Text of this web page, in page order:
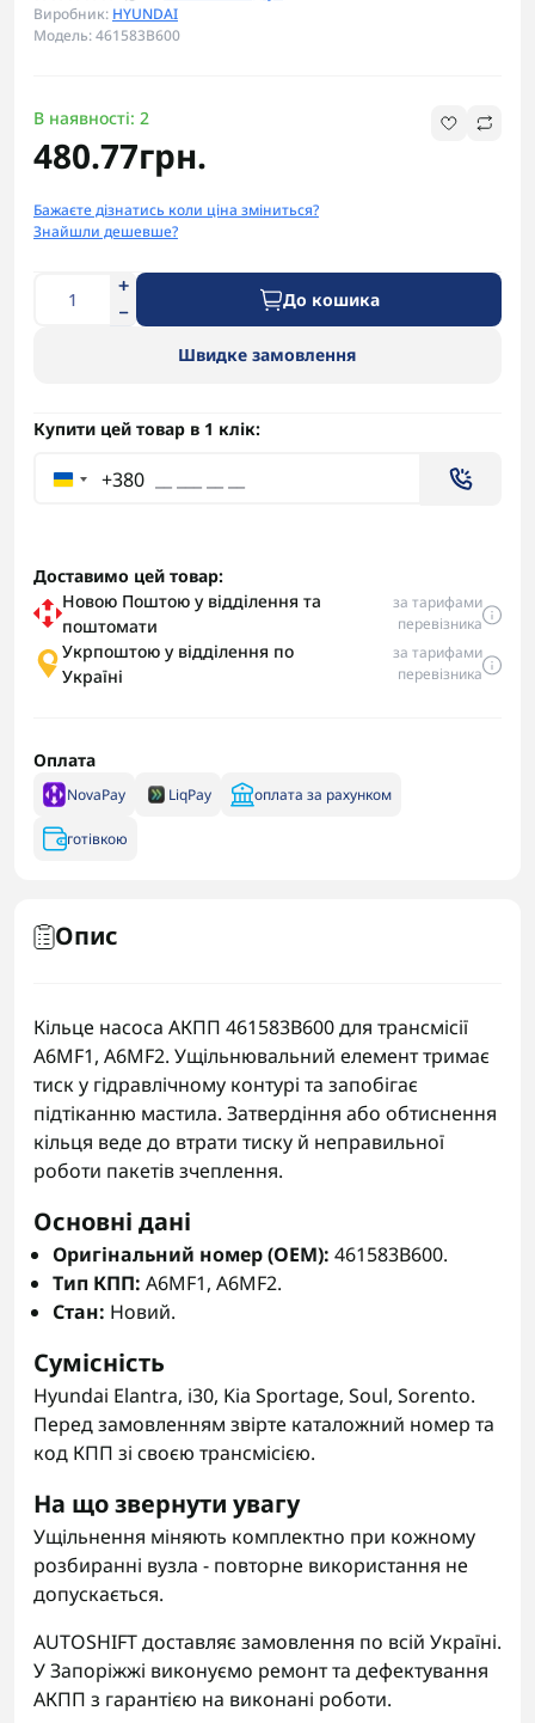
Виробник: HYUNDAI
Модель: 461583B600
В наявності: 2
480.77грн.
Бажаєте дізнатись коли ціна зміниться?
Знайшли дешевше?
До кошика
Швидке замовлення
Купити цей товар в 1 клік:
+380
Доставимо цей товар:
Новою Поштою у відділення та
поштомати
за тарифами
перевізника
Укрпоштою у відділення по
Україні
за тарифами
перевізника
Оплата
NovaPay LiqPay оплата за рахунком
готівкою
Опис
Кільце насоса АКПП 461583B600 для трансмісії
A6MF1, A6MF2. Ущільнювальний елемент тримає
тиск у гідравлічному контурі та запобігає
підтіканню мастила. Затвердіння або обтиснення
кільця веде до втрати тиску й неправильної
роботи пакетів зчеплення.
Основні дані
Оригінальний номер (OEM): 461583B600.
Тип КПП: A6MF1, A6MF2.
Стан: Новий.
Сумісність
Hyundai Elantra, i30, Kia Sportage, Soul, Sorento.
Перед замовленням звірте каталожний номер та
код КПП зі своєю трансмісією.
На що звернути увагу
Ущільнення міняють комплектно при кожному
розбиранні вузла - повторне використання не
допускається.
AUTOSHIFT доставляє замовлення по всій Україні.
У Запоріжжі виконуємо ремонт та дефектування
АКПП з гарантією на виконані роботи.